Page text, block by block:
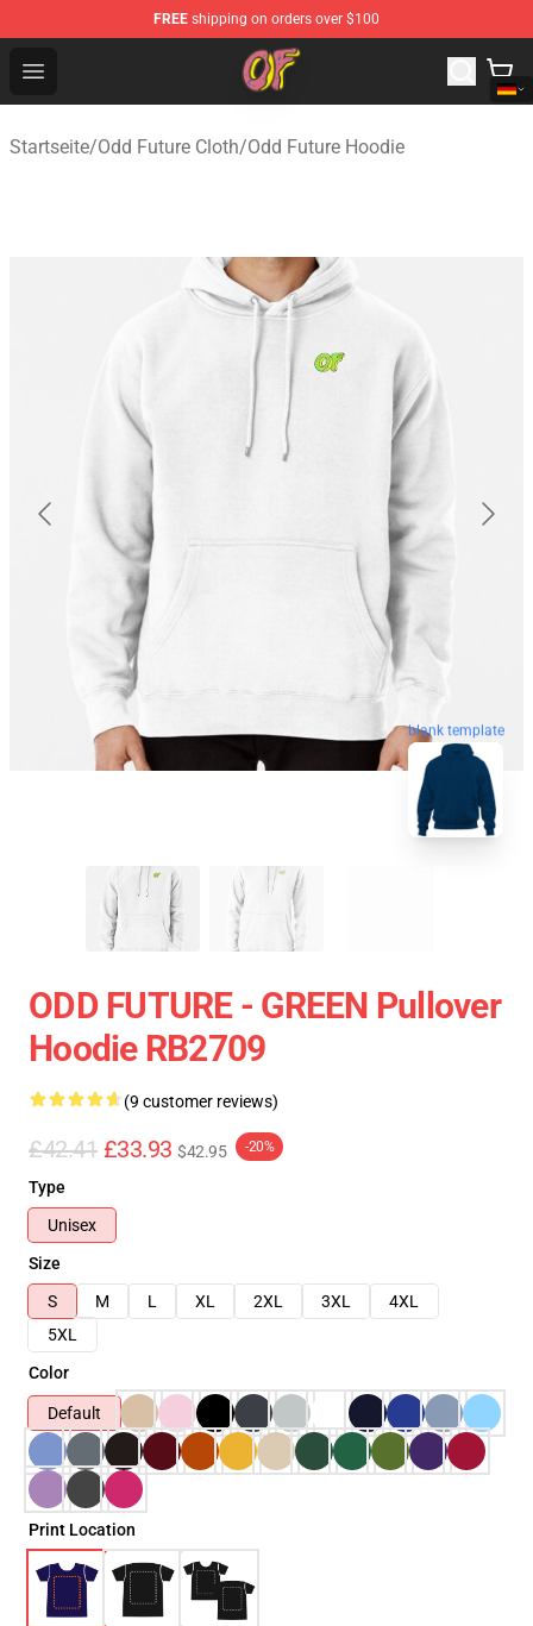
FREE shipping on orders over $100
Open menu
Odd Future Shop - Official Odd Future Merchandise Store
Startseite/Odd Future Cloth/Odd Future Hoodie
blank template
ODD FUTURE - GREEN Pullover
Hoodie RB2709
(9 customer reviews)
£42.41 £33.93 $42.95 -20%
Type
Unisex
Size
S
M L XL 2XL 3XL
4XL
5XL
Color
Default
Print Location